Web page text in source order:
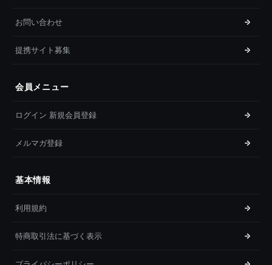
お問い合わせ
提携サイト募集
会員メニュー
ログイン 新規会員登録
メルマガ登録
基本情報
利用規約
特商取引法に基づく表示